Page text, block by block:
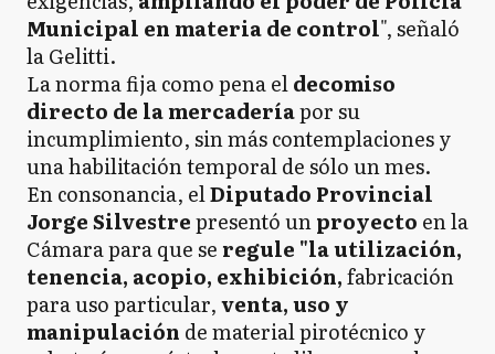
Municipal en materia de control", señaló
la Gelitti.
La norma fija como pena eldecomiso
directo de la mercaderíapor su
incumplimiento, sin más contemplaciones y
una habilitación temporal de sólo un mes.
En consonancia, elDiputado Provincial
Jorge Silvestrepresentó unproyecto en la
Cámara para que se regule "la utilización,
tenencia, acopio, exhibición,fabricación
para uso particular,venta, uso y
manipulación de material pirotécnico y